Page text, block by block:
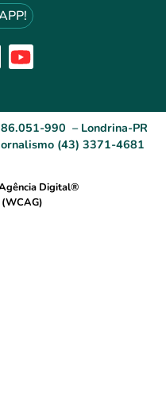
990 – Londrina-PR
(43) 3371-4681
Digital®